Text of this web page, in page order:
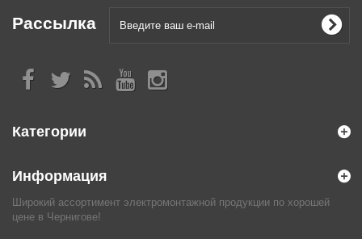
Рассылка
Категории
Информация
Широкий ассортимент электромонтажной продукции по хорошей
цене в Чернигове!